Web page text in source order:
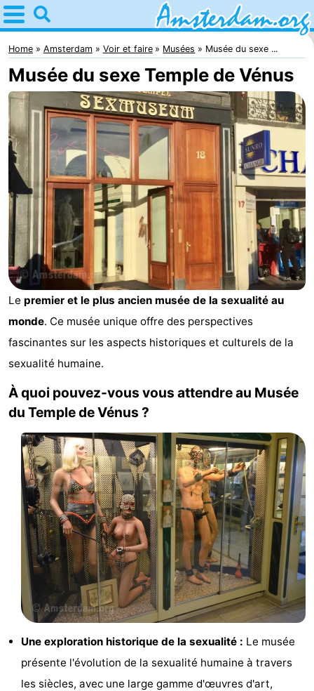
Home
Amsterdam
Itinéraires
Avec
les
enfants
Jeunes
adultes
Gratuitement
Passer
la
nuit
Appartements
Campings
Chambre
-
Het
Bos
-
Last
minutes
Musées
Attractions
Choses
faire
Lieux
d'intérêt
Musées
-
Monuments
Home Amsterdam Voir et faire Musées Musée du sexe ...
Musée du sexe Temple de Vénus
Le premier et le plus ancien musée de la sexualité au
monde. Ce musée unique offre des perspectives
fascinantes sur les aspects historiques et culturels de la
sexualité humaine.
À quoi pouvez-vous vous attendre au Musée
du Temple de Vénus ?
Une exploration historique de la sexualité : Le musée
présente l'évolution de la sexualité humaine à travers
les siècles, avec une large gamme d'œuvres d'art,